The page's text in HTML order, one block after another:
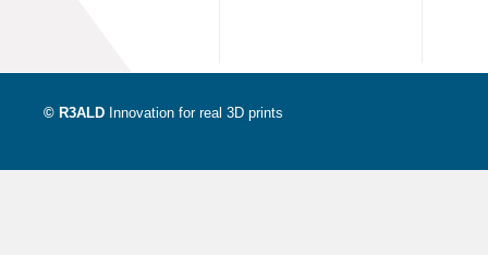
© R3ALD Innovation for real 3D prints